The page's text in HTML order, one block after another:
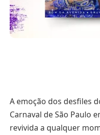
A emoção dos desfiles
Carnaval de São Paulo
revivida a qualquer